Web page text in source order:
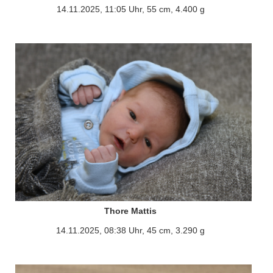
14.11.2025, 11:05 Uhr, 55 cm, 4.400 g
Thore Mattis
14.11.2025, 08:38 Uhr, 45 cm, 3.290 g